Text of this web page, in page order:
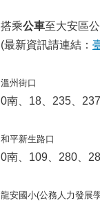
搭乘公車至大安區
(最新資訊請連結：
溫州街口
0南、18、235、
和平新生路口
0南、109、280、
龍安國小(公務人力發展